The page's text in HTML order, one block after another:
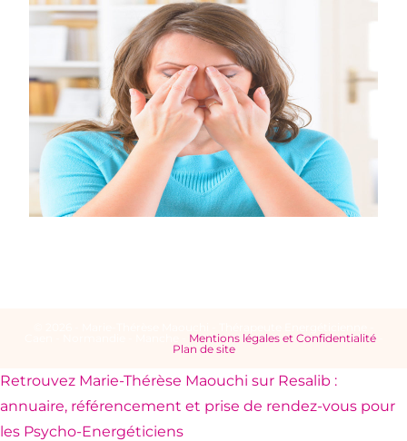
Mentions légales et Confidentialité-
Plan de site
Retrouvez Marie-Thérèse Maouchi sur Resalib :
annuaire, référencement et prise de rendez-vous pour
les Psycho-Energéticiens